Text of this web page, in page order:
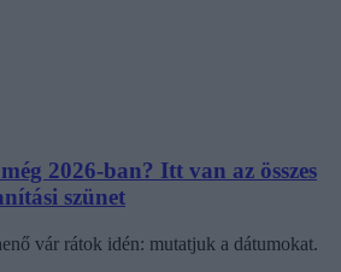
2026-ban? Itt van az összes
szünet
vár rátok idén: mutatjuk a dátumokat.